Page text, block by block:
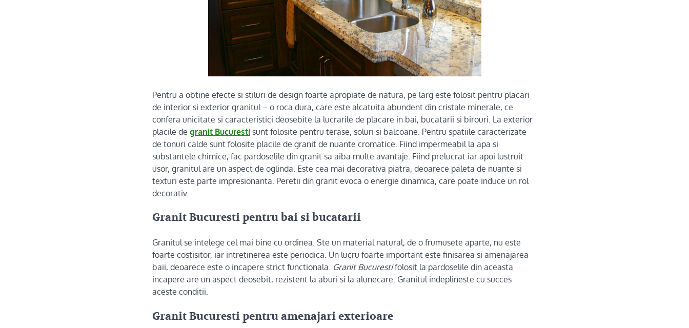
Pentru a obtine efecte si stiluri de design foarte apropiate de natura, pe larg este folosit pentru placari
de interior si exterior granitul – o roca dura, care este alcatuita abundent din cristale minerale, ce
confera unicitate si caracteristici deosebite la lucrarile de placare in bai, bucatarii si birouri. La exterior
placile de granit Bucuresti sunt folosite pentru terase, soluri si balcoane. Pentru spatiile caracterizate
de tonuri calde sunt folosite placile de granit de nuante cromatice. Fiind impermeabil la apa si
substantele chimice, fac pardoselile din granit sa aiba multe avantaje. Fiind prelucrat iar apoi lustruit
usor, granitul are un aspect de oglinda. Este cea mai decorativa piatra, deoarece paleta de nuante si
texturi este parte impresionanta. Peretii din granit evoca o energie dinamica, care poate induce un rol
decorativ.
Granit Bucuresti pentru bai si bucatarii
Granitul se intelege cel mai bine cu ordinea. Ste un material natural, de o frumusete aparte, nu este
foarte costisitor, iar intretinerea este periodica. Un lucru foarte important este finisarea si amenajarea
baii, deoarece este o incapere strict functionala. Granit Bucurestifolosit la pardoselile din aceasta
incapere are un aspect deosebit, rezistent la aburi si la alunecare. Granitul indeplineste cu succes
aceste conditii.
Granit Bucuresti pentru amenajari exterioare